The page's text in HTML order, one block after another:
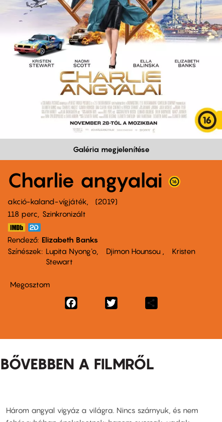
Galéria megjelenítése
Charlie angyalai
akció-kaland-vígjáték
2019
118 perc,
Szinkronizált
Rendező Elizabeth Banks
Színészek
Lupita Nyong'o Djimon Hounsou
Kristen
Stewart
Megosztom
Facebook
BŐVEBBEN A FILMRŐL
Három angyal vigyáz a világra. Nincs szárnyuk, és nem